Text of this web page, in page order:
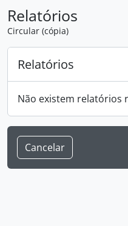
Relatórios
Circular (cópia)
Relatórios
Não existem relatórios
Cancelar